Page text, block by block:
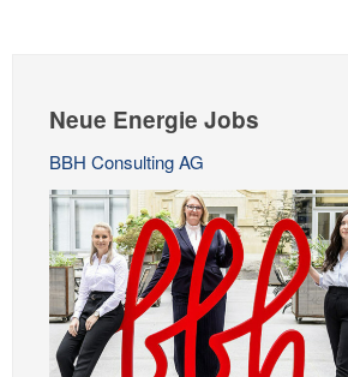
Neue Energie Jobs
BBH Consulting AG